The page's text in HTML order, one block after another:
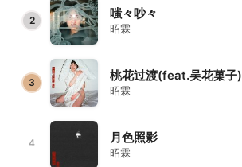
2 嗤々吵々
昭霖
3 桃花过渡(feat.吴花菓子)
昭霖
4 月色照影
昭霖